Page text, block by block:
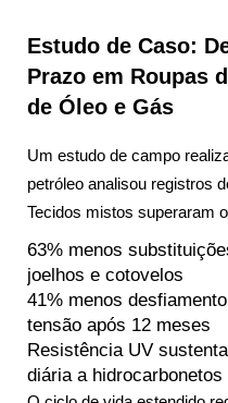
Estudo de Caso:
Prazo em Roupas
de Óleo e Gás
Um estudo de campo
petróleo analisou registros
Tecidos mistos superaram
63% menos
joelhos e cotovelos
41% menos
tensão após 12 meses
Resistência UV
diária a hidrocarbonetos